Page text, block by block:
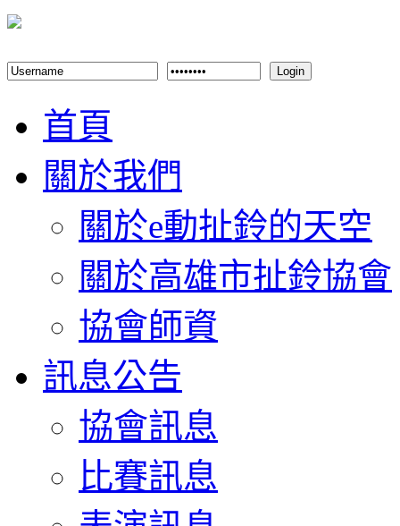
Login
首頁
關於我們
關於e動扯鈴的天空
關於高雄市扯鈴協會
協會師資
訊息公告
協會訊息
比賽訊息